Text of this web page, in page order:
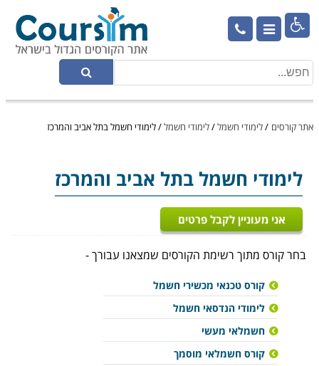

אתר קורסים /לימודי חשמל/לימודי חשמל/לימודי חשמל בתל אביב והמרכז
לימודי חשמלבתל אביב והמרכז
אני מעוניין לקבל פרטים
בחר קורס מתוך רשימת הקורסים שמצאנו עבורך -
קורס טכנאי מכשירי חשמל
לימודי הנדסאי חשמל
חשמלאי מעשי
קורס חשמלאי מוסמך